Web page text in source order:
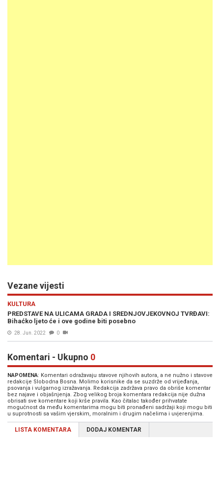
Vezane vijesti
KULTURA
PREDSTAVE NA ULICAMA GRADA I SREDNJOVJEKOVNOJ TVRĐAVI:
Bihaćko ljeto će i ove godine biti posebno
28. Jun. 2022 0
Komentari - Ukupno 0
NAPOMENA: Komentari odražavaju stavove njihovih autora, a ne nužno i stavove
redakcije Slobodna Bosna. Molimo korisnike da se suzdrže od vrijeđanja,
psovanja i vulgarnog izražavanja. Redakcija zadržava pravo da obriše komentar
bez najave i objašnjenja. Zbog velikog broja komentara redakcija nije dužna
obrisati sve komentare koji krše pravila. Kao čitalac također prihvatate
mogućnost da među komentarima mogu biti pronađeni sadržaji koji mogu biti
u suprotnosti sa vašim vjerskim, moralnim i drugim načelima i uvjerenjima.
LISTA KOMENTARA DODAJ KOMENTAR